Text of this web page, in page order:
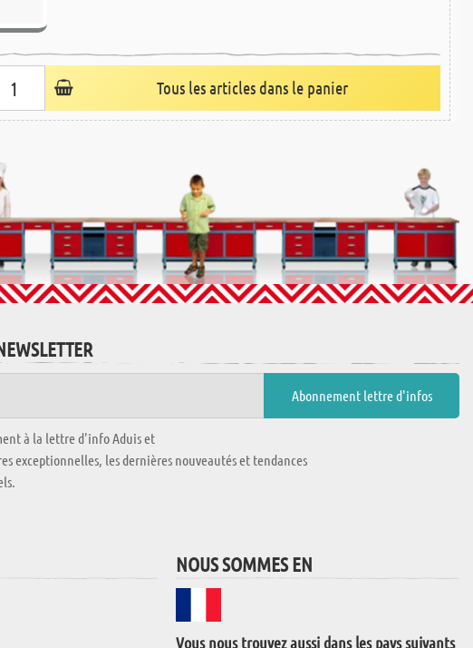
Tous les articles dans le panier
à la lettre d'info Aduis et
exceptionnelles, les dernières nouveautés et tendances
NOUS SOMMES EN
Vous nous trouvez aussi dans les pays suivants